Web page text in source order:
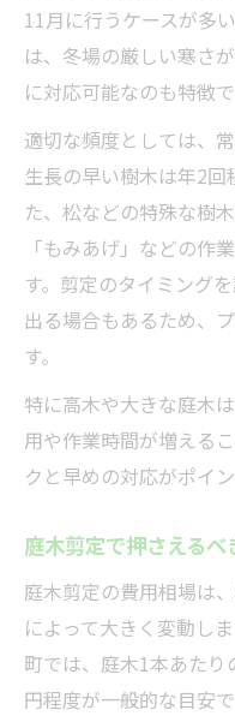
見積もり時に
長与町の剪定依頼
剪定依頼の前
地元で信頼で
費用と対応範
剪定サービス
剪定時期や
11月に行うケースが多
は、冬場の厳しい寒さ
に対応可能なのも特徴で
適切な頻度としては、
生長の早い樹木は年2回
た、松などの特殊な樹
「もみあげ」などの作
す。剪定のタイミング
出る場合もあるため、
す。
特に高木や大きな庭木
用や作業時間が増える
クと早めの対応がポイン
庭木剪定で押さえる
庭木剪定の費用相場は
によって大きく変動し
町では、庭木1本あた
円程度が一般的な目安